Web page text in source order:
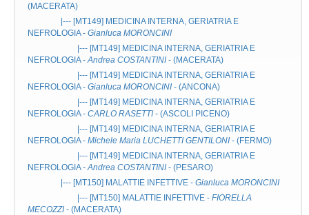
(MACERATA)
|--- [MT149] MEDICINA INTERNA, GERIATRIA E
NEFROLOGIA- Gianluca MORONCINI
|--- [MT149] MEDICINA INTERNA, GERIATRIA E
NEFROLOGIA-Andrea COSTANTINI- (MACERATA)
|--- [MT149] MEDICINA INTERNA, GERIATRIA E
NEFROLOGIA- Gianluca MORONCINI - (ANCONA)
|--- [MT149] MEDICINA INTERNA, GERIATRIA E
NEFROLOGIA- CARLO RASETTI - (ASCOLI PICENO)
|--- [MT149] MEDICINA INTERNA, GERIATRIA E
NEFROLOGIA- Michele Maria LUCHETTI GENTILONI - (FERMO)
|--- [MT149] MEDICINA INTERNA, GERIATRIA E
NEFROLOGIA-Andrea COSTANTINI - (PESARO)
|--- [MT150] MALATTIE INFETTIVE - Gianluca MORONCINI
|--- [MT150] MALATTIE INFETTIVE - FIORELLA
MECOZZI - (MACERATA)